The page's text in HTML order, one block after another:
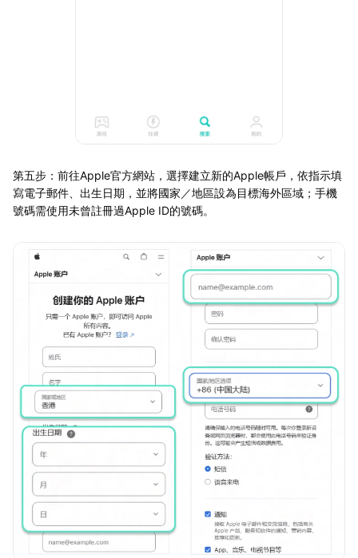
第五步：前往Apple官方網站，選擇建立新的Apple帳戶，依指示填
寫電子郵件、出生日期，並將國家／地區設為目標海外區域；手機
號碼需使用未曾註冊過Apple ID的號碼。